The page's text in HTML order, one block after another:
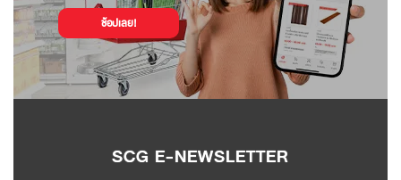
ช้อปเลย!
SCG E-NEWSLETTER